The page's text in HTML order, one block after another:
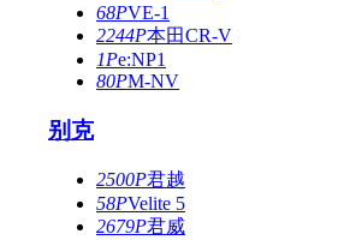
68PVE-1
2244P本田CR-V
1Pe:NP1
80PM-NV
别克
2500P君越
58PVelite 5
2679P君威